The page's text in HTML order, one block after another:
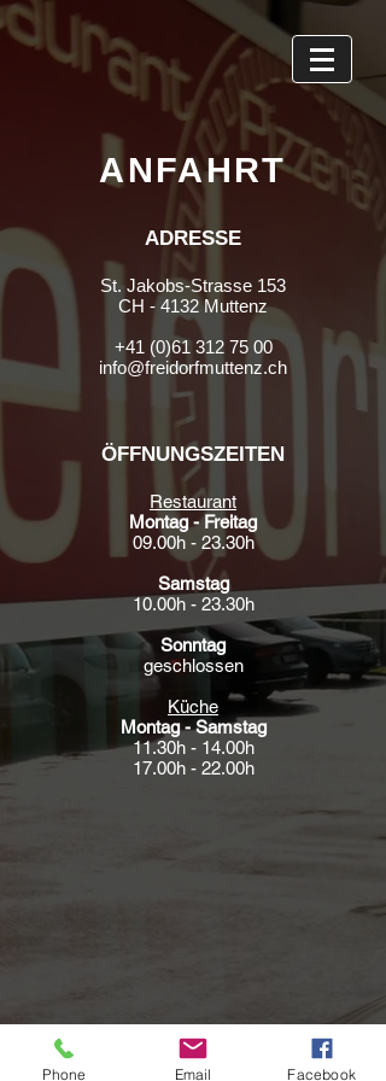
ÖFFNUNGSZEITEN
Restaurant
Montag - Freitag
09.00h - 23.30h
Samstag
10.00h - 23.30h
Sonntag
geschlossen
Küche
Montag - Samstag
11.30h - 14.00h
17.00h - 22.00h
ANFAHRT
ADRESSE
St. Jakobs-Strasse 153
CH - 4132 Muttenz
+41 (0)61 312 75 00
info@freidorfmuttenz.ch
Phone Email Facebook